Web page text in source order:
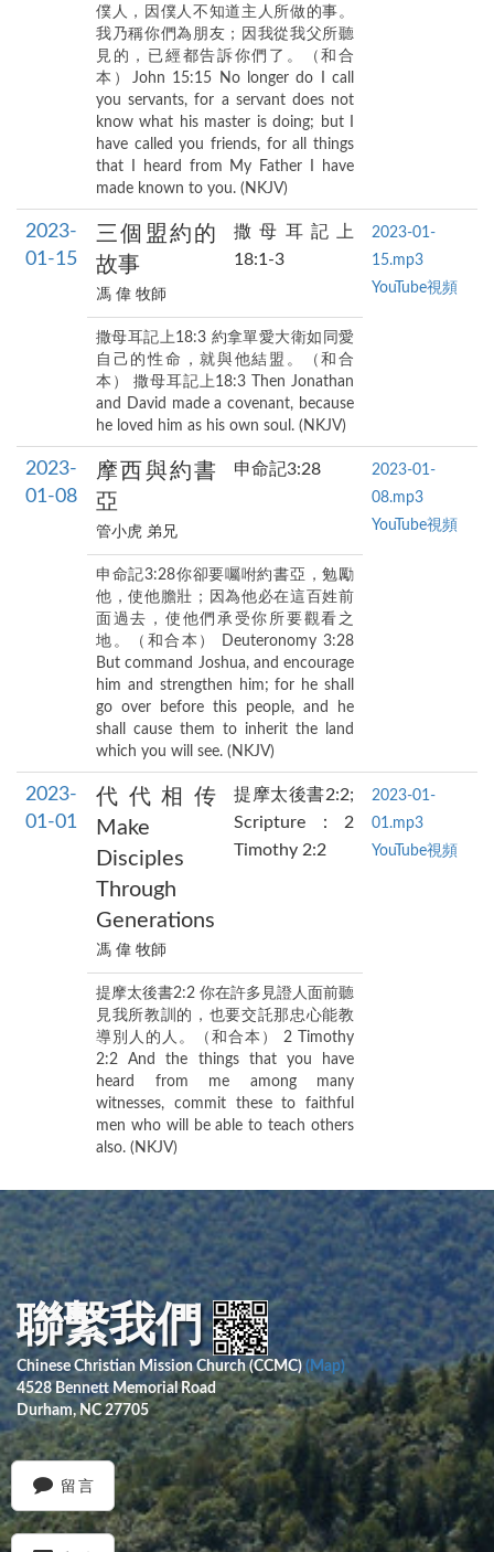
僕人，因僕人不知道主人所做的事。
我乃稱你們為朋友；因我從我父所聽
見的，已經都告訴你們了。（和合
本）John 15:15 No longer do I call
you servants, for a servant does not
know what his master is doing; but I
have called you friends, for all things
that I heard from My Father I have
made known to you. (NKJV)
2023-
01-15
三個盟約的
故事
馮 偉 牧師
撒母耳記上
18:1-3
2023-01-
15.mp3
YouTube視頻
撒母耳記上18:3 約拿單愛大衛如同愛
自己的性命，就與他結盟。（和合
本） 撒母耳記上18:3 Then Jonathan
and David made a covenant, because
he loved him as his own soul. (NKJV)
2023-
01-08
摩西與約書
亞
管小虎 弟兄
申命記3:28
2023-01-
08.mp3
YouTube視頻
申命記3:28你卻要囑咐約書亞，勉勵
他，使他膽壯；因為他必在這百姓前
面過去，使他們承受你所要觀看之
地。（和合本） Deuteronomy 3:28
But command Joshua, and encourage
him and strengthen him; for he shall
go over before this people, and he
shall cause them to inherit the land
which you will see. (NKJV)
2023-
01-01
代代相传
Make
Disciples
Through
Generations
馮 偉 牧師
提摩太後書2:2;
Scripture：2
Timothy 2:2
2023-01-
01.mp3
YouTube視頻
提摩太後書2:2 你在許多見證人面前聽
見我所教訓的，也要交託那忠心能教
導別人的人。（和合本） 2 Timothy
2:2 And the things that you have
heard from me among many
witnesses, commit these to faithful
men who will be able to teach others
also. (NKJV)
聯繫我們
Chinese Christian Mission Church (CCMC) (Map)
4528 Bennett Memorial Road
Durham, NC 27705
留言